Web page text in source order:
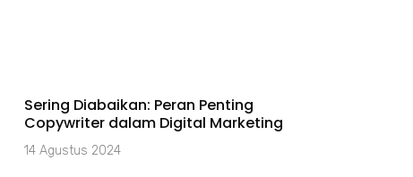
Sering Diabaikan: Peran Penting
Copywriter dalam Digital Marketing
14 Agustus 2024